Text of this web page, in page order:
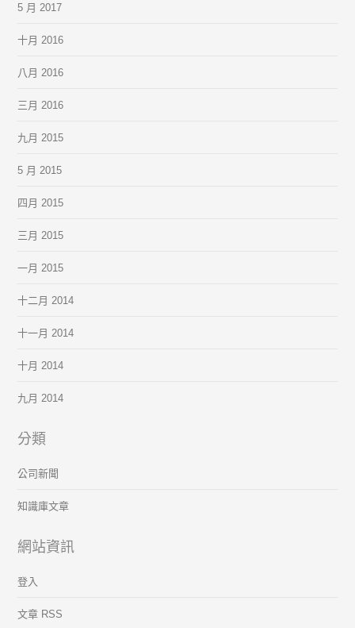
5 月 2017
十月 2016
八月 2016
三月 2016
九月 2015
5 月 2015
四月 2015
三月 2015
一月 2015
十二月 2014
十一月 2014
十月 2014
九月 2014
分類
公司新聞
知識庫文章
網站資訊
登入
文章 RSS